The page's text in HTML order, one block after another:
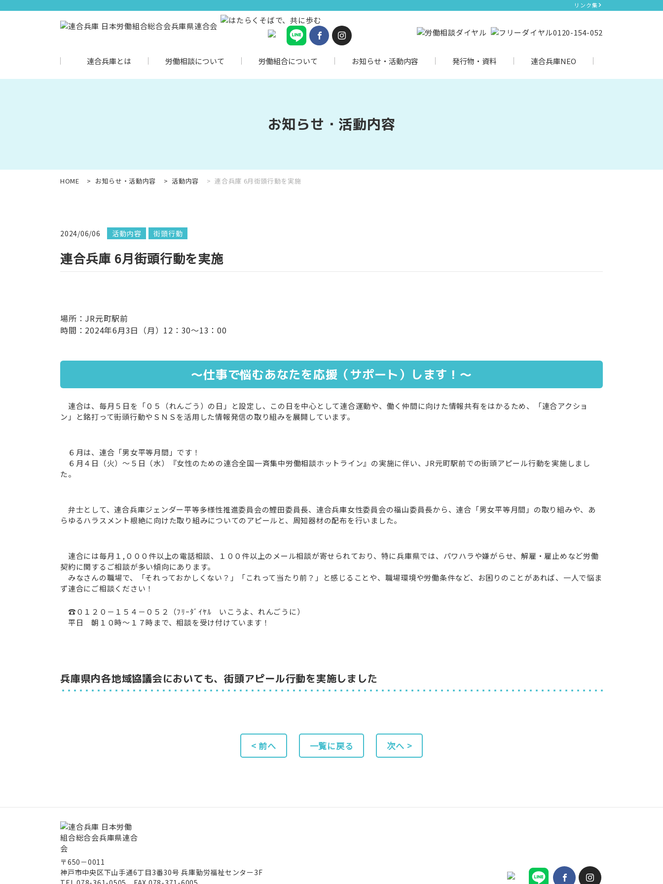
リンク集
連合兵庫とは 労働相談について 労働組合について お知らせ・活動内容 発行物・資料 連合兵庫NEO
お知らせ・活動内容
HOME お知らせ・活動内容 活動内容 連合兵庫 6月街頭行動を実施
2024/06/06 活動内容 街頭行動
連合兵庫 6月街頭行動を実施
場所：JR元町駅前
時間：2024年6月3日（月）12：30～13：00
～仕事で悩むあなたを応援（サポート）します！～
連合は、毎月５日を「０５（れんごう）の日」と設定し、この日を中心として連合運動や、働く仲間に向けた情報共有をはかるため、「連合アクショ
ン」と銘打って街頭行動やＳＮＳを活用した情報発信の取り組みを展開しています。
６月は、連合「男女平等月間」です！
６月４日（火）～５日（水）『女性のための連合全国一斉集中労働相談ホットライン』の実施に伴い、JR元町駅前での街頭アピール行動を実施しまし
た。
弁士として、連合兵庫ジェンダー平等多様性推進委員会の鯉田委員長、連合兵庫女性委員会の福山委員長から、連合「男女平等月間」の取り組みや、あ
らゆるハラスメント根絶に向けた取り組みについてのアピールと、周知器材の配布を行いました。
連合には毎月１,０００件以上の電話相談、１００件以上のメール相談が寄せられており、特に兵庫県では、パワハラや嫌がらせ、解雇・雇止めなど労働
契約に関するご相談が多い傾向にあります。
みなさんの職場で、「それっておかしくない？」「これって当たり前？」と感じることや、職場環境や労働条件など、お困りのことがあれば、一人で悩ま
ず連合にご相談ください！
☎０１２０－１５４－０５２（ﾌﾘｰﾀﾞｲﾔﾙ いこうよ、れんごうに）
平日 朝１０時～１７時まで、相談を受け付けています！
兵庫県内各地域協議会においても、街頭アピール行動を実施しました
< 前へ 一覧に戻る 次へ >
〒650－0011
神戸市中央区下山手通6丁目3番30号兵庫勤労福祉センター3F